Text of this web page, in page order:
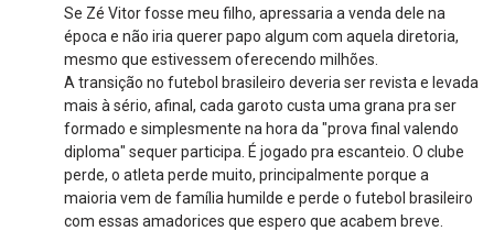
Se Zé Vitor fosse meu filho, apressaria a venda dele na
época e não iria querer papo algum com aquela diretoria,
mesmo que estivessem oferecendo milhões.
A transição no futebol brasileiro deveria ser revista e levada
mais à sério, afinal, cada garoto custa uma grana pra ser
formado e simplesmente na hora da "prova final valendo
diploma" sequer participa. É jogado pra escanteio. O clube
perde, o atleta perde muito, principalmente porque a
maioria vem de família humilde e perde o futebol brasileiro
com essas amadorices que espero que acabem breve.